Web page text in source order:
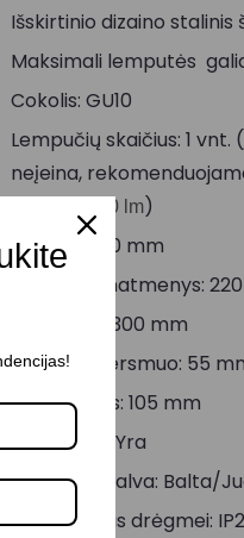
Išskirtinio dizaino stalinis
Maksimali lemputės
Cokolis: GU10
Lempučių skaičius: 1
neįeina,
2700K, 1000 lm)
Aukštis: 400 mm
Pagrindo matmenys:
Laido ilgis: 1300 mm
Gaubto skersmuo: 55
Gaubto ilgis: 105 mm
Jungtukas: Yra
Korpuso spalva: Balta/
Atsparumas drėgmei: